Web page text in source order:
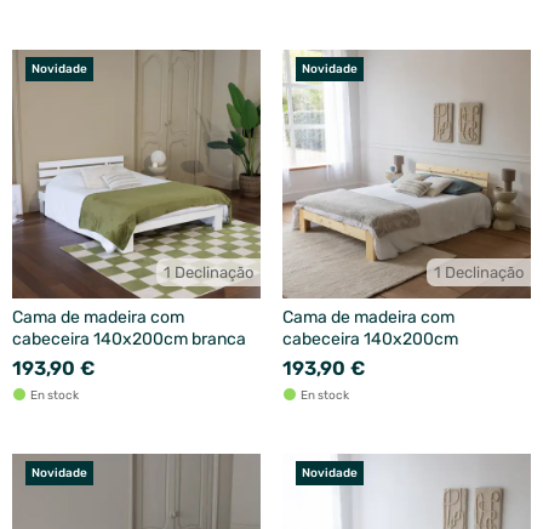
Novidade
1 Declinação
Cama de madeira com
cabeceira 140x200cm branca
193,90 €
En stock
Novidade
1 Declinação
Cama de madeira com
cabeceira 140x200cm
193,90 €
En stock
Novidade Novidade